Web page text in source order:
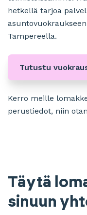
hetkellä tarjoa
Tampereella.
Tutustu
Kerro meille
perustiedot, niin
Täytä
sinuun